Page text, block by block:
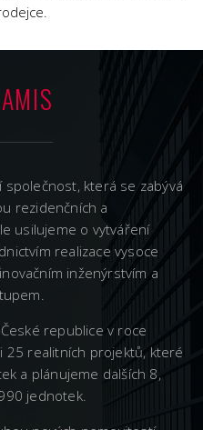
která se zabývá
rezidenčních a
usilujeme o vytváření
realizace vysoce
inženýrstvím a
republice v roce
25 realitních projektů, které
a plánujeme dalších 8,
jednotek.